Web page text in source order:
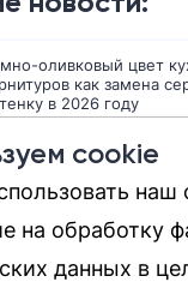
оливковый цвет
как замена
в 2026 году
рендеров новых
от Asus и
обновлений
cookie
наш
на обработку
данных в